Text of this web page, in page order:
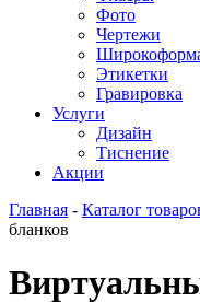
Фото
Чертежи
Этикетки
Гравировка
Услуги
Дизайн
Тиснение
Акции
Главная - Каталог
бланков